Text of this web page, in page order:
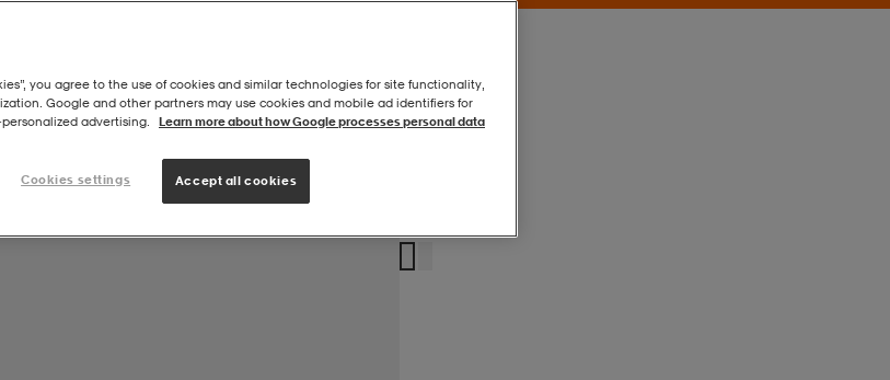
you agree to the use of cookies and similar technologies for site functionality,
Google and other partners may use cookies and mobile ad identifiers for
advertising.
Learn more about how Google processes personal data
Cookies settings Accept all cookies